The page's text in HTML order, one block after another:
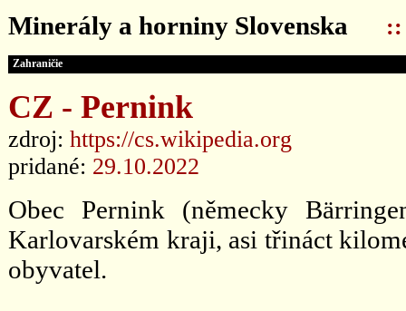
Minerály a horniny Slovenska ::
Zahraničie
CZ - Pernink
zdroj: https://cs.wikipedia.org
pridané: 29.10.2022
Obec Pernink (německy
Karlovarském kraji, asi třináct
obyvatel.